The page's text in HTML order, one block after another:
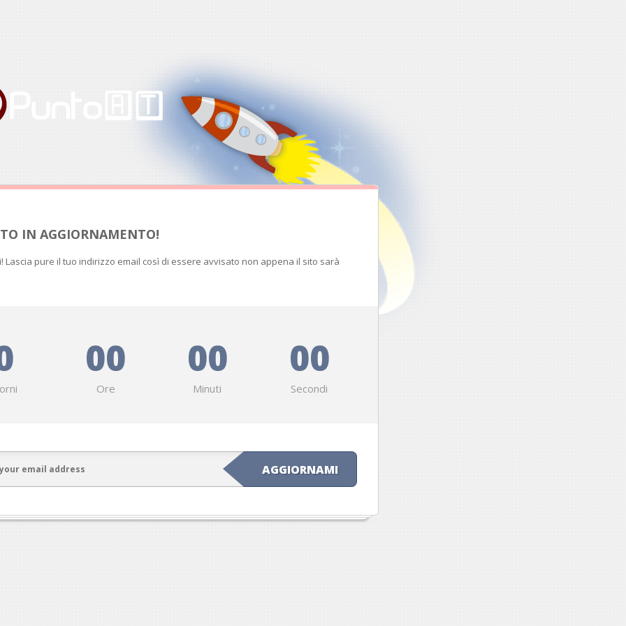
IN AGGIORNAMENTO!
Lascia pure il tuo indirizzo email così di essere avvisato non appena il sito sarà
00
Ore
00
Minuti
00
Secondi